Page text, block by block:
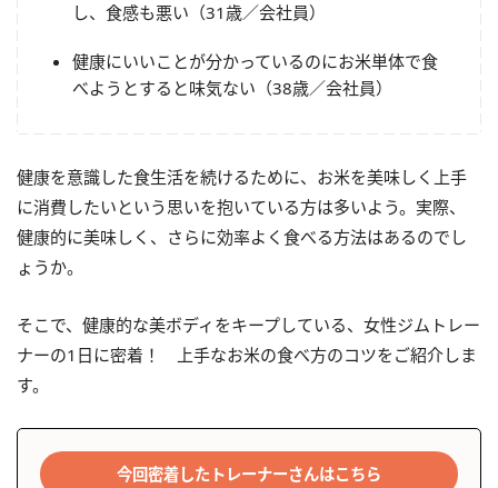
し、食感も悪い（31歳／会社員）
健康にいいことが分かっているのにお米単体で食
べようとすると味気ない（38歳／会社員）
健康を意識した食生活を続けるために、お米を美味しく上手
に消費したいという思いを抱いている方は多いよう。実際、
健康的に美味しく、さらに効率よく食べる方法はあるのでし
ょうか。
そこで、健康的な美ボディをキープしている、女性ジムトレー
ナーの1日に密着！ 上手なお米の食べ方のコツをご紹介しま
す。
今回密着したトレーナーさんはこちら